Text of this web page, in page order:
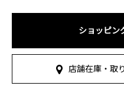
ショッピン
店舗在庫・取